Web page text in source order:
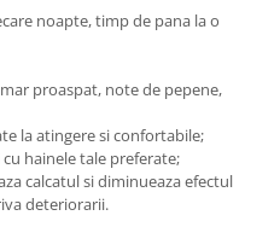
noapte, timp de pana la o
proaspat, note de pepene,
la atingere si confortabile;
hainele tale preferate;
calcatul si diminueaza efectul
deteriorarii.